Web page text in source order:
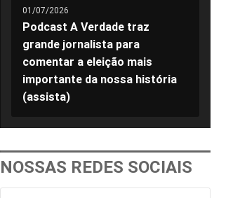
01/07/2026
Podcast A Verdade traz
grande jornalista para
comentar a eleição mais
importante da nossa história
(assista)
NOSSAS REDES SOCIAIS